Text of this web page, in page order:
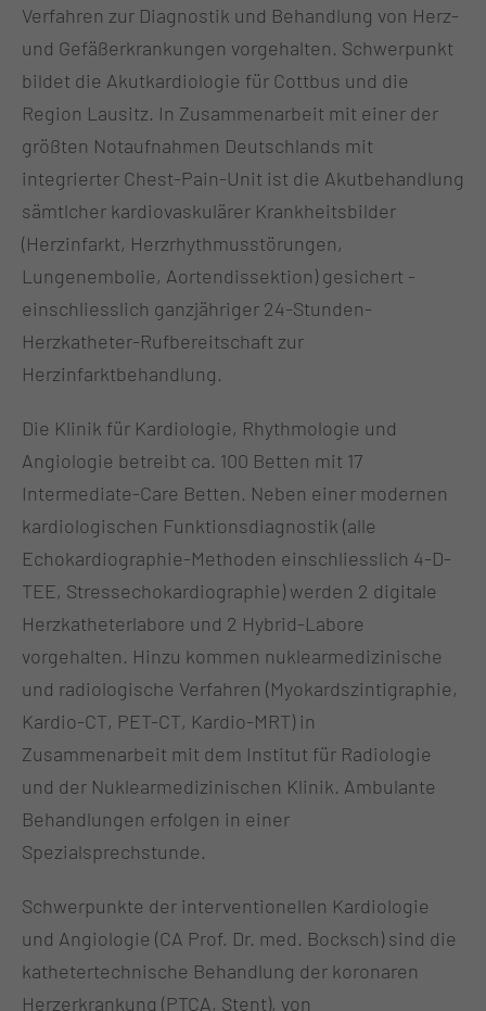
Verfahren zur Diagnostik und Behandlung von Herz-
und Gefäßerkrankungen vorgehalten. Schwerpunkt
bildet die Akutkardiologie für Cottbus und die
Region Lausitz. In Zusammenarbeit mit einer der
größten Notaufnahmen Deutschlands mit
integrierter Chest-Pain-Unit ist die Akutbehandlung
sämtlcher kardiovaskulärer Krankheitsbilder
(Herzinfarkt, Herzrhythmusstörungen,
Lungenembolie, Aortendissektion) gesichert -
einschliesslich ganzjähriger 24-Stunden-
Herzkatheter-Rufbereitschaft zur
Herzinfarktbehandlung.
Die Klinik für Kardiologie, Rhythmologie und
Angiologie betreibt ca. 100 Betten mit 17
Intermediate-Care Betten. Neben einer modernen
kardiologischen Funktionsdiagnostik (alle
Echokardiographie-Methoden einschliesslich 4-D-
TEE, Stressechokardiographie) werden 2 digitale
Herzkatheterlabore und 2 Hybrid-Labore
vorgehalten. Hinzu kommen nuklearmedizinische
und radiologische Verfahren (Myokardszintigraphie,
Kardio-CT, PET-CT, Kardio-MRT) in
Zusammenarbeit mit dem Institut für Radiologie
und der Nuklearmedizinischen Klinik. Ambulante
Behandlungen erfolgen in einer
Spezialsprechstunde.
Schwerpunkte der interventionellen Kardiologie
und Angiologie (CA Prof. Dr. med. Bocksch) sind die
kathetertechnische Behandlung der koronaren
Herzerkrankung (PTCA, Stent), von